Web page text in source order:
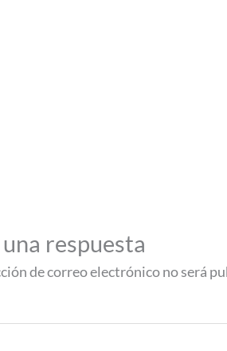
respuesta
de correo electrónico no será